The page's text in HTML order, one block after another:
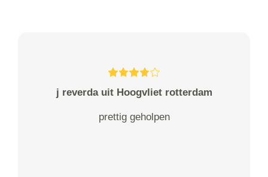
j reverda uit Hoogvliet rotterdam
prettig geholpen